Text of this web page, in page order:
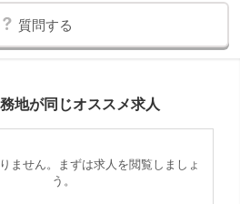
質問する
地が同じオススメ求人
ません。まずは求人を閲覧しましょ
う。